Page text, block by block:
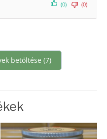
(0) (0)
betöltése (7)